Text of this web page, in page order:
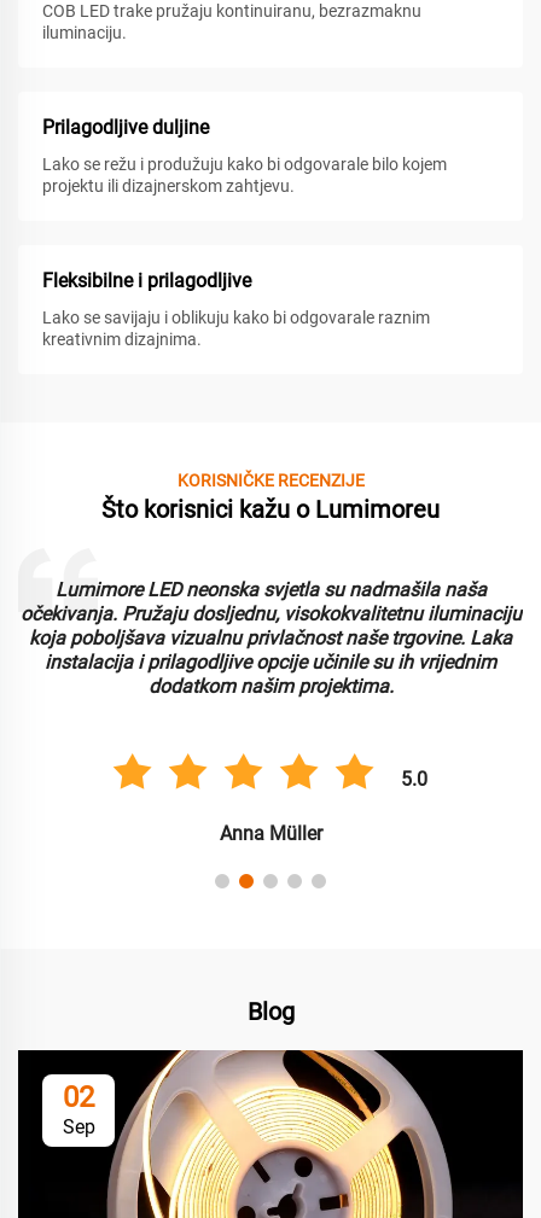
COB LED trake pružaju kontinuiranu, bezrazmaknu
iluminaciju.
Prilagodljive duljine
Lako se režu i produžuju kako bi odgovarale bilo kojem
projektu ili dizajnerskom zahtjevu.
Fleksibilne i prilagodljive
Lako se savijaju i oblikuju kako bi odgovarale raznim
kreativnim dizajnima.
KORISNIČKE RECENZIJE
Što korisnici kažu o Lumimoreu
Lumimore LED neonska svjetla su nadmašila naša
očekivanja. Pružaju dosljednu, visokokvalitetnu iluminaciju
koja poboljšava vizualnu privlačnost naše trgovine. Laka
instalacija i prilagodljive opcije učinile su ih vrijednim
dodatkom našim projektima.
5.0
Anna Müller
Blog
02
Sep